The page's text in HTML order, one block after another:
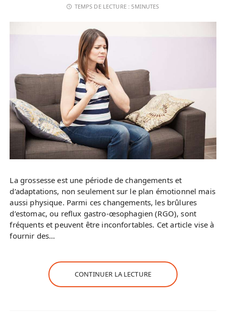
TEMPS DE LECTURE : 5MINUTES
La grossesse est une période de changements et
d’adaptations, non seulement sur le plan émotionnel mais
aussi physique. Parmi ces changements, les brûlures
d’estomac, ou reflux gastro-œsophagien (RGO), sont
fréquents et peuvent être inconfortables. Cet article vise à
fournir des…
CONTINUER LA LECTURE